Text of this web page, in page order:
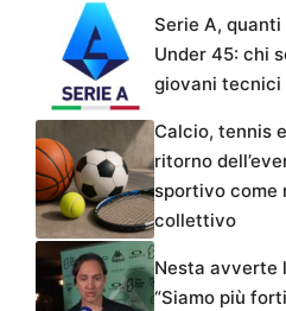
Serie A,
Under 45: chi
giovani tecnici
Calcio, tennis
ritorno
sportivo come
collettivo
Nesta avverte
“Siamo più